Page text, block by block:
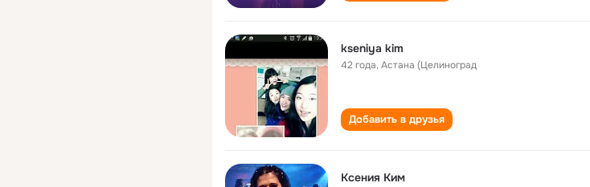
kseniya kim
42 года,Астана (Целиноград
Добавить в друзья
Ксения Ким